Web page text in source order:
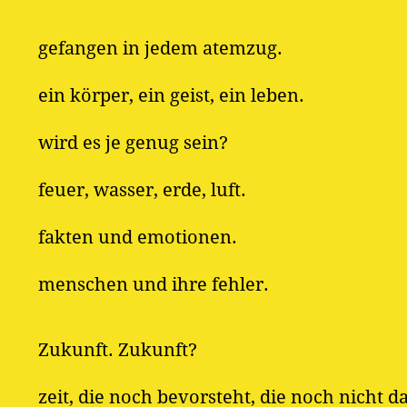
gefangen in jedem atemzug.
ein körper, ein geist, ein leben.
wird es je genug sein?
feuer, wasser, erde, luft.
fakten und emotionen.
menschen und ihre fehler.
Zukunft. Zukunft?
zeit, die noch bevorsteht, die noch nicht